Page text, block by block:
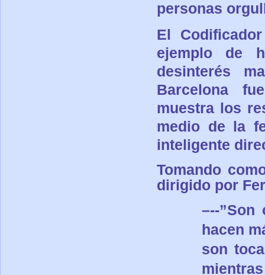
personas
El
ejemplo de
desinterés
Barcelona
muestra los
medio de la
inteligente
Tomando
dirigido por F
–--”Son
hacen
son